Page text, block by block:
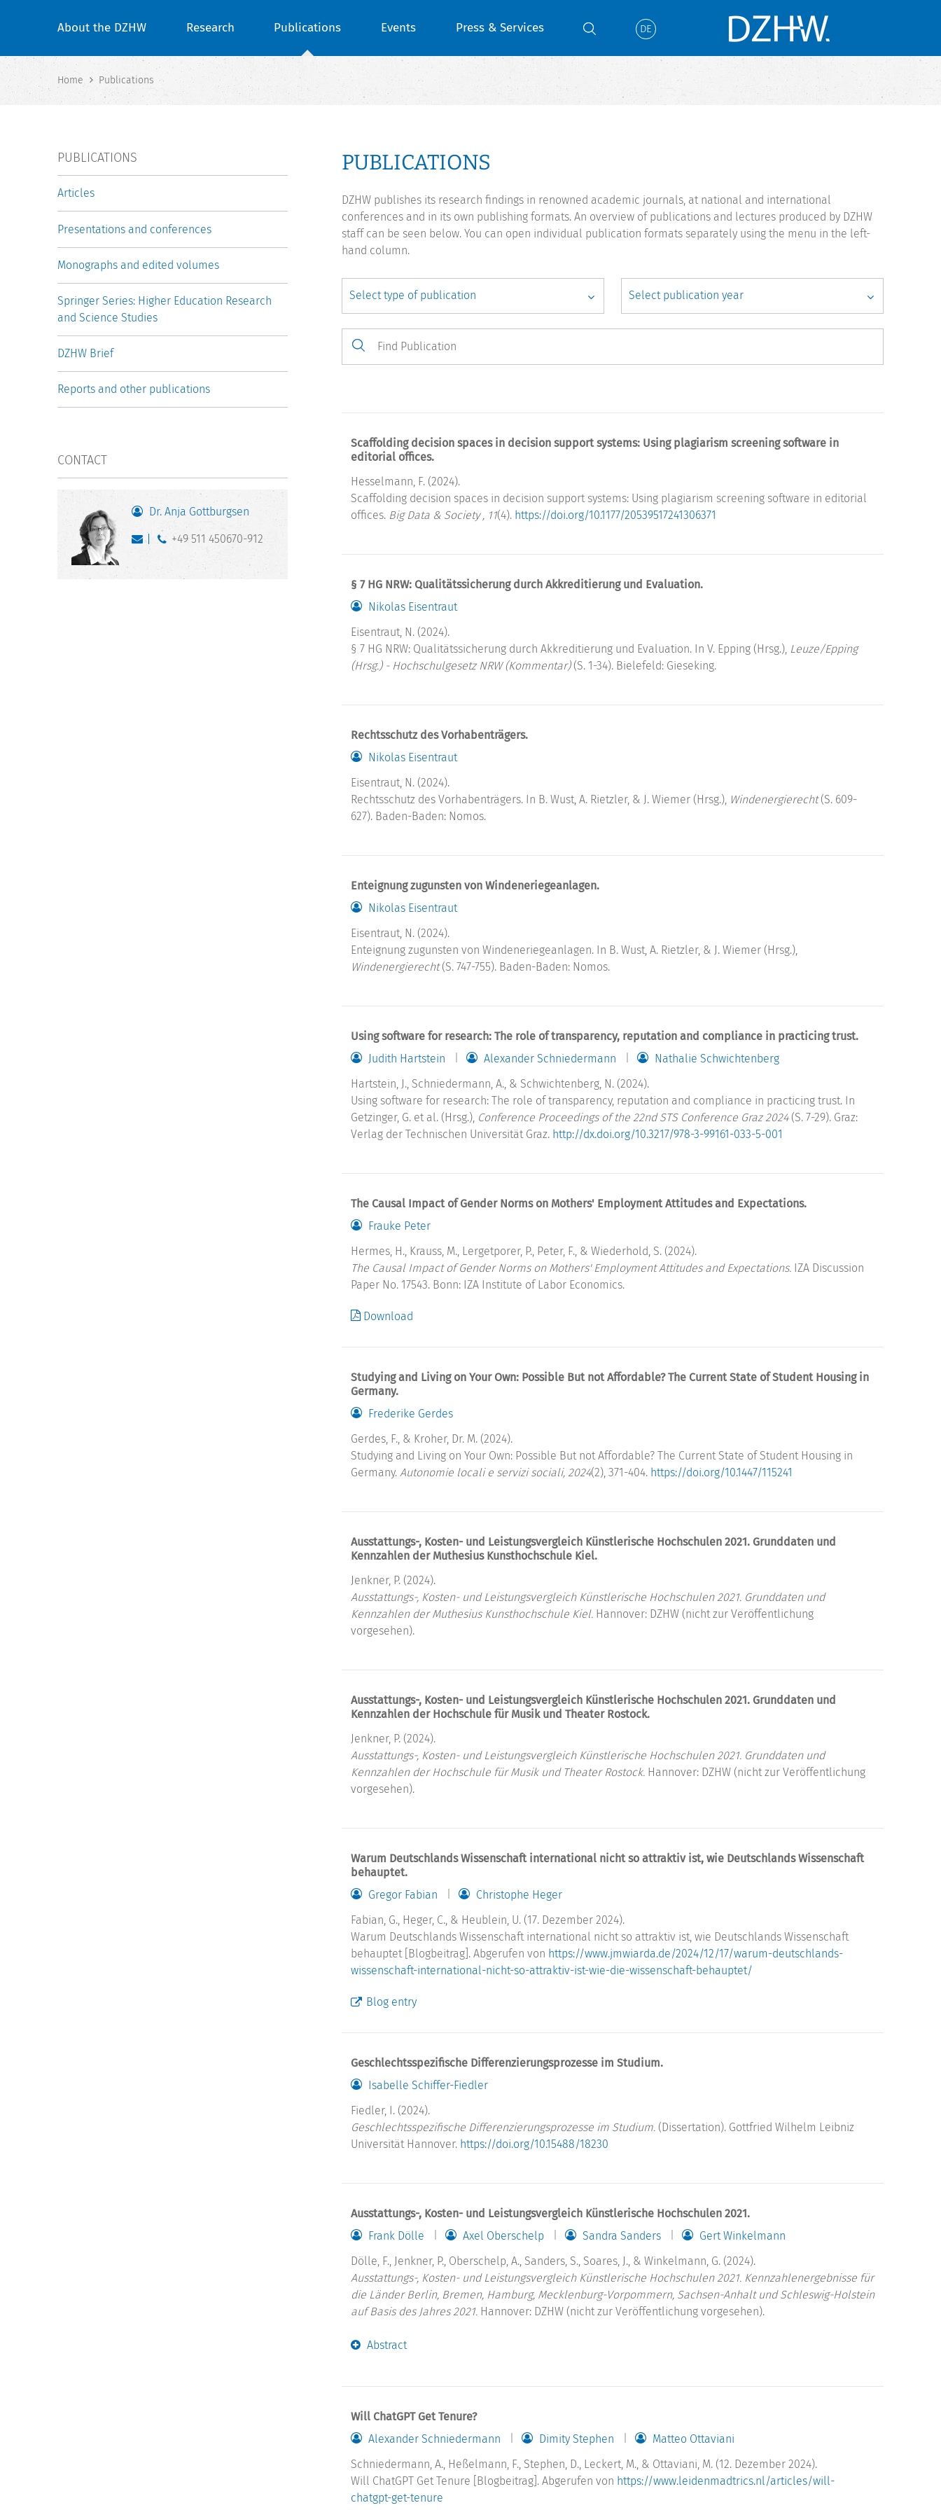
About the DZHW Research Publications Events Press & Services DE
Home Publications
PUBLICATIONS
DZHW publishes its research findings in renowned academic journals, at national and international
conferences and in its own publishing formats. An overview of publications and lectures produced by DZHW
staff can be seen below. You can open individual publication formats separately using the menu in the left-
hand column.
Scaffolding decision spaces in decision support systems: Using plagiarism screening software in
editorial offices.
Hesselmann, F. (2024).
Scaffolding decision spaces in decision support systems: Using plagiarism screening software in editorial
offices. Big Data & Society , 11(4). https://doi.org/10.1177/20539517241306371
§ 7 HG NRW: Qualitätssicherung durch Akkreditierung und Evaluation.
Nikolas Eisentraut
Eisentraut, N. (2024).
§ 7 HG NRW: Qualitätssicherung durch Akkreditierung und Evaluation. In V. Epping (Hrsg.), Leuze/Epping
(Hrsg.) - Hochschulgesetz NRW (Kommentar)(S. 1-34). Bielefeld: Gieseking.
Rechtsschutz des Vorhabenträgers.
Nikolas Eisentraut
Eisentraut, N. (2024).
Rechtsschutz des Vorhabenträgers. In B. Wust, A. Rietzler, & J. Wiemer (Hrsg.), Windenergierecht(S. 609-
627). Baden-Baden: Nomos.
Enteignung zugunsten von Windeneriegeanlagen.
Nikolas Eisentraut
Eisentraut, N. (2024).
Enteignung zugunsten von Windeneriegeanlagen. In B. Wust, A. Rietzler, & J. Wiemer (Hrsg.),
Windenergierecht(S. 747-755). Baden-Baden: Nomos.
Using software for research: The role of transparency, reputation and compliance in practicing trust.
Judith Hartstein
Alexander Schniedermann
Nathalie Schwichtenberg
Hartstein, J., Schniedermann, A., & Schwichtenberg, N. (2024).
Using software for research: The role of transparency, reputation and compliance in practicing trust. In
Getzinger, G. et al. (Hrsg.), Conference Proceedings of the 22nd STS Conference Graz 2024(S. 7-29). Graz:
Verlag der Technischen Universität Graz. http://dx.doi.org/10.3217/978-3-99161-033-5-001
The Causal Impact of Gender Norms on Mothers' Employment Attitudes and Expectations.
Frauke Peter
Hermes, H., Krauss, M., Lergetporer, P., Peter, F., & Wiederhold, S. (2024).
The Causal Impact of Gender Norms on Mothers' Employment Attitudes and Expectations. IZA Discussion
Paper No. 17543. Bonn: IZA Institute of Labor Economics.
Download
Studying and Living on Your Own: Possible But not Affordable? The Current State of Student Housing in
Germany.
Frederike Gerdes
Gerdes, F., & Kroher, Dr. M. (2024).
Studying and Living on Your Own: Possible But not Affordable? The Current State of Student Housing in
Germany. Autonomie locali e servizi sociali, 2024(2), 371-404. https://doi.org/10.1447/115241
Ausstattungs-, Kosten- und Leistungsvergleich Künstlerische Hochschulen 2021. Grunddaten und
Kennzahlen der Muthesius Kunsthochschule Kiel.
Jenkner, P. (2024).
Ausstattungs-, Kosten- und Leistungsvergleich Künstlerische Hochschulen 2021. Grunddaten und
Kennzahlen der Muthesius Kunsthochschule Kiel. Hannover: DZHW (nicht zur Veröffentlichung
vorgesehen).
Ausstattungs-, Kosten- und Leistungsvergleich Künstlerische Hochschulen 2021. Grunddaten und
Kennzahlen der Hochschule für Musik und Theater Rostock.
Jenkner, P. (2024).
Ausstattungs-, Kosten- und Leistungsvergleich Künstlerische Hochschulen 2021. Grunddaten und
Kennzahlen der Hochschule für Musik und Theater Rostock. Hannover: DZHW (nicht zur Veröffentlichung
vorgesehen).
Warum Deutschlands Wissenschaft international nicht so attraktiv ist, wie Deutschlands Wissenschaft
behauptet.
Gregor Fabian
Christophe Heger
Fabian, G., Heger, C., & Heublein, U. (17. Dezember 2024).
Warum Deutschlands Wissenschaft international nicht so attraktiv ist, wie Deutschlands Wissenschaft
behauptet [Blogbeitrag]. Abgerufen von https://www.jmwiarda.de/2024/12/17/warum-deutschlands-
wissenschaft-international-nicht-so-attraktiv-ist-wie-die-wissenschaft-behauptet/
Blog entry
Geschlechtsspezifische Differenzierungsprozesse im Studium.
Isabelle Schiffer-Fiedler
Fiedler, I. (2024).
Geschlechtsspezifische Differenzierungsprozesse im Studium. (Dissertation). Gottfried Wilhelm Leibniz
Universität Hannover. https://doi.org/10.15488/18230
Ausstattungs-, Kosten- und Leistungsvergleich Künstlerische Hochschulen 2021.
Frank Dölle
Axel Oberschelp Sandra Sanders
Gert Winkelmann
Dölle, F., Jenkner, P., Oberschelp, A., Sanders, S., Soares, J., & Winkelmann, G. (2024).
Ausstattungs-, Kosten- und Leistungsvergleich Künstlerische Hochschulen 2021. Kennzahlenergebnisse für
die Länder Berlin, Bremen, Hamburg, Mecklenburg-Vorpommern, Sachsen-Anhalt und Schleswig-Holstein
auf Basis des Jahres 2021. Hannover: DZHW (nicht zur Veröffentlichung vorgesehen).
Abstract
Will ChatGPT Get Tenure?
Alexander Schniedermann
Dimity Stephen
Matteo Ottaviani
Schniedermann, A., Heßelmann, F., Stephen, D., Leckert, M., & Ottaviani, M. (12. Dezember 2024).
Will ChatGPT Get Tenure [Blogbeitrag]. Abgerufen von https://www.leidenmadtrics.nl/articles/will-
chatgpt-get-tenure
PUBLICATIONS
Articles
Presentations and conferences
Monographs and edited volumes
Springer Series: Higher Education Research
and Science Studies
DZHW Brief
Reports and other publications
CONTACT
Dr. Anja Gottburgsen
+49 511 450670-912